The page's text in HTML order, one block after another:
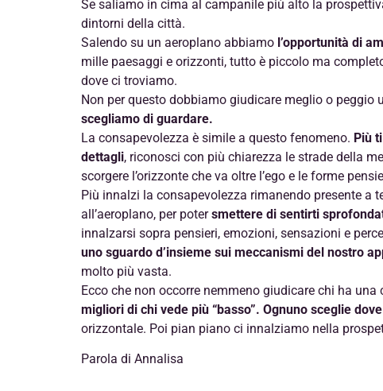
Se saliamo in cima al campanile più alto la
dintorni della città.
Salendo su un aeroplano abbiamo l’opportunità di
mille paesaggi e orizzonti, tutto è piccolo ma
dove ci troviamo.
Non per questo dobbiamo giudicare meglio o peggio
scegliamo di guardare.
La consapevolezza è simile a questo fenomeno. Più
dettagli, riconosci con più chiarezza le strade della
scorgere l’orizzonte che va oltre l’ego e le forme
Più innalzi la consapevolezza rimanendo presente a
all’aeroplano, per potersmettere di sentirti
innalzarsi sopra pensieri, emozioni, sensazioni e
uno sguardo d’insieme sui meccanismi del nostro
molto più vasta.
Ecco che non occorre nemmeno giudicare chi ha
migliori di chi vede più “basso”. Ognuno sceglie
orizzontale. Poi pian piano ci innalziamo nella
Parola di Annalisa